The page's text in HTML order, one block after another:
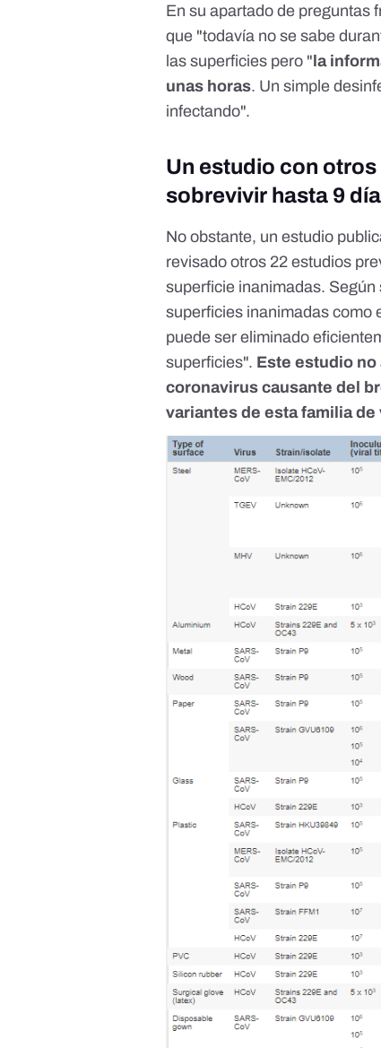
En su apartado de preguntas
que "todavía no se sabe
las ‎superficies pero "la
unas horas. Un simple
infectando". ‎
Un estudio con
sobrevivir hasta 9
No obstante, un estudio
revisado otros 22 estudios
superficie inanimadas.
superficies inanimadas como
puede ser eliminado
superficies". Este estudio
coronavirus causante del
variantes de esta familia de